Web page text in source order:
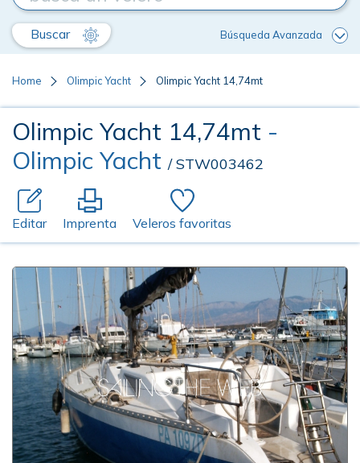
Buscar Búsqueda Avanzada
Home Olimpic Yacht Olimpic Yacht 14,74mt
Olimpic Yacht 14,74mt -
Olimpic Yacht / STW003462
Editar Imprenta Veleros favoritas